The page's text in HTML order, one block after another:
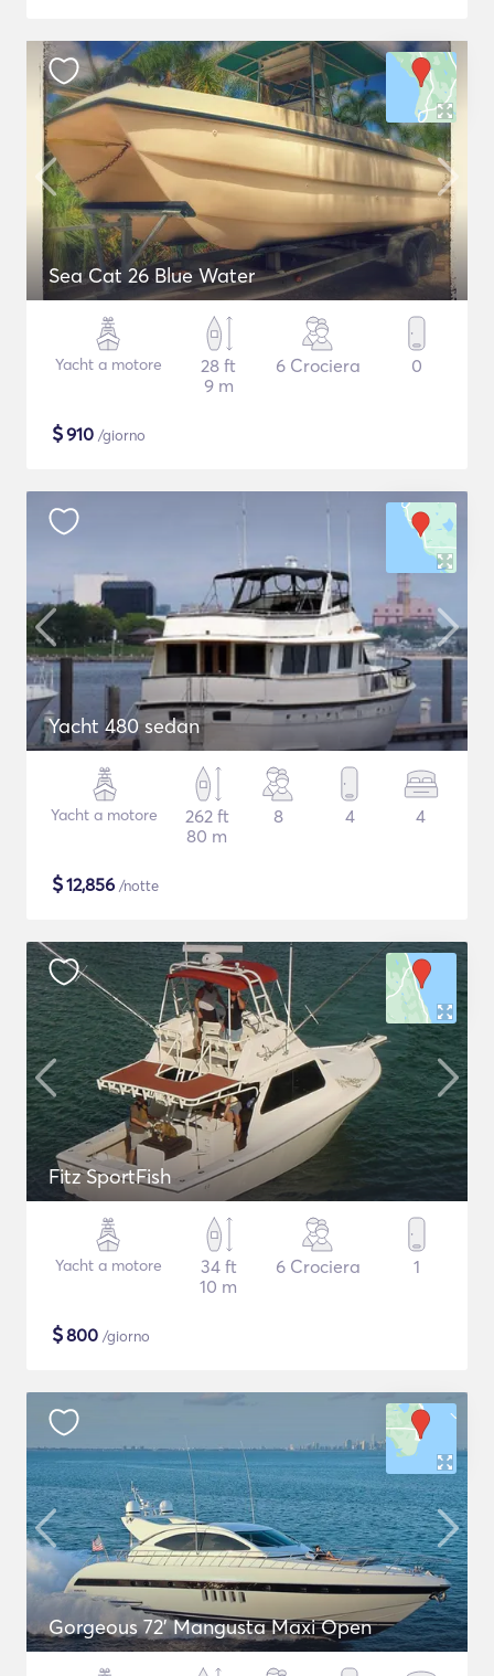
Sea Cat 26 Blue Water
Yacht a motore
28 ft
9 m
6 Crociera 0
$910 /giorno
Yacht 480 sedan
Yacht a motore
262 ft
80 m
8 4 4
$12,856 /notte
Fitz SportFish
Yacht a motore
34 ft
10 m
6 Crociera 1
$800 /giorno
Gorgeous 72' Mangusta Maxi Open